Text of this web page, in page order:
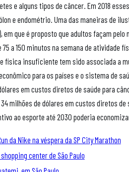
e alguns tipos de câncer. Em 2018
e endométrio. Uma das maneiras de
em que é proposto que adultos façam
a 150 minutos na semana de atividade
física insuficiente tem sido associada a
para os países e o sistema de
em custos diretos de saúde para
milhões de dólares em custos diretos de
ao esporte até 2030 poderia
da Nike na véspera da SP City Marathon
center de São Paulo